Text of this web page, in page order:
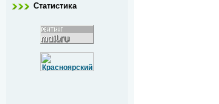
Статистика